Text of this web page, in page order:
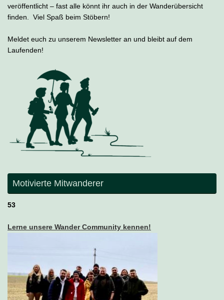
veröffentlicht – fast alle könnt ihr auch in der Wanderübersicht
finden. Viel Spaß beim Stöbern!
Meldet euch zu unserem Newsletter an und bleibt auf dem
Laufenden!
Motivierte Mitwanderer
53
Lerne unsere Wander Community kennen!